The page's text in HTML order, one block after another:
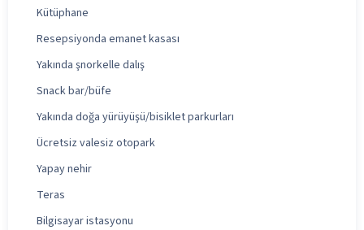
Kütüphane
Resepsiyonda emanet kasası
Yakında şnorkelle dalış
Snack bar/büfe
Yakında doğa yürüyüşü/bisiklet parkurları
Ücretsiz valesiz otopark
Yapay nehir
Teras
Bilgisayar istasyonu